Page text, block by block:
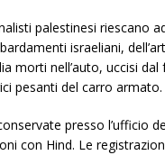
palestinesi riescano
israeliani,
morti nell’auto, uccisi
pesanti del carro
presso l’ufficio
con Hind. Le